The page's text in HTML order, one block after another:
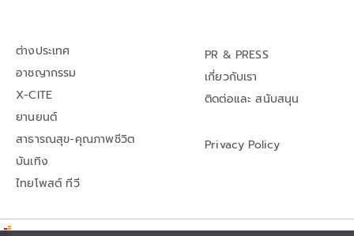
ต่างประเทศ
อาชญากรรม
X-CITE
ยานยนต์
สาธารณสุข-คุณภาพชีวิต
บันเทิง
ไทยโพสต์ ทีวี
PR & PRESS
เกี่ยวกับเรา
ติดต่อและ สนับสนุน
Privacy Policy